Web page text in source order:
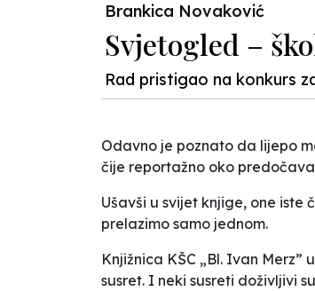
Brankica Novaković
Svjetogled –
Rad pristigao na konkurs
Odavno je poznato da lijepo
čije reportažno oko
Ušavši u svijet knjige, one
prelazimo samo jednom.
Knjižnica KŠC „Bl. Ivan Merz”
susret. I neki susreti doživljivi